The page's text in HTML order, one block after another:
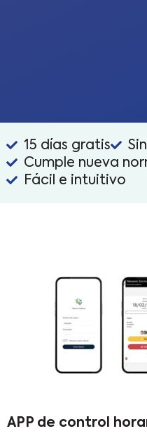
15 días gratis
Cumple nueva
Fácil e intuitivo
APP de control